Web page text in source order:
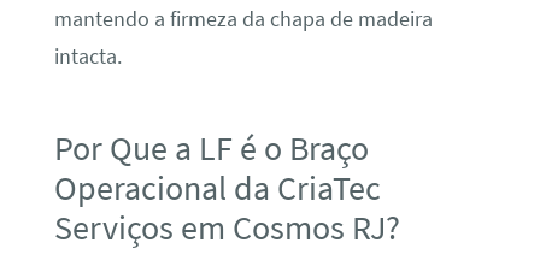
mantendo a firmeza da chapa de madeira
intacta.
Por Que a LF é o Braço
Operacional da CriaTec
Serviços em Cosmos RJ?